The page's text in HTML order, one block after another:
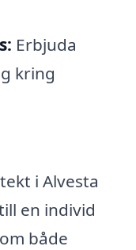
Erbjuda
kring
i Alvesta
en individ
både